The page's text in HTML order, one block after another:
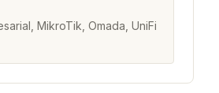
MikroTik, Omada, UniFi